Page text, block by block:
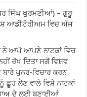
ਸਿੰਘ ਖੁਰਮਣੀਆਂ) – ਗੁਰੂ
ਆਡੀਟੋਰੀਅਮ ਵਿਚ ਅੱਜ
ਨੇ ਆਪੋ ਆਪਣੇ ਨਾਟਕਾਂ ਵਿਚ
ਰੱਖ ਦਿਤਾ ਸਗੋਂ ਵਿਸ਼ਵ
ਪੁਨਰ-ਵਿਚਾਰ ਕਰਨ
ਲੈਣ ਵਾਲੇ ਵਿਸ਼ੇ ਨਾਟਕਾਂ
ਦੇ ਲਈ ਬਣਾਈਆਂ